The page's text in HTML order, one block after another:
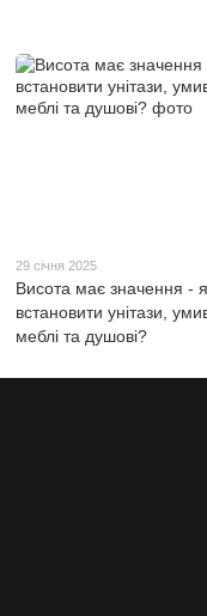
29 січня 2025
Висота має значення -
встановити унітази,
меблі та душові?